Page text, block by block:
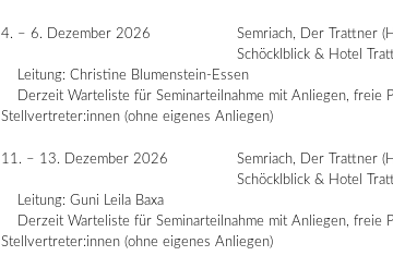
4. – 6. Dezember 2026
Semriach, Der Trattner
Schöcklblick & Hotel
Leitung: Christine Blumenstein-Essen
Derzeit Warteliste für Seminarteilnahme mit Anliegen, freie
Stellvertreter:innen (ohne eigenes Anliegen)
11. – 13. Dezember 2026
Semriach, Der Trattner
Schöcklblick & Hotel
Leitung: Guni Leila Baxa
Derzeit Warteliste für Seminarteilnahme mit Anliegen, freie
Stellvertreter:innen (ohne eigenes Anliegen)